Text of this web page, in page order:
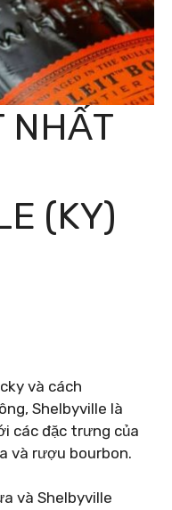
NHẤT
(KY)
và cách
Shelbyville là
các đặc trưng của
và rượu bourbon.
và Shelbyville